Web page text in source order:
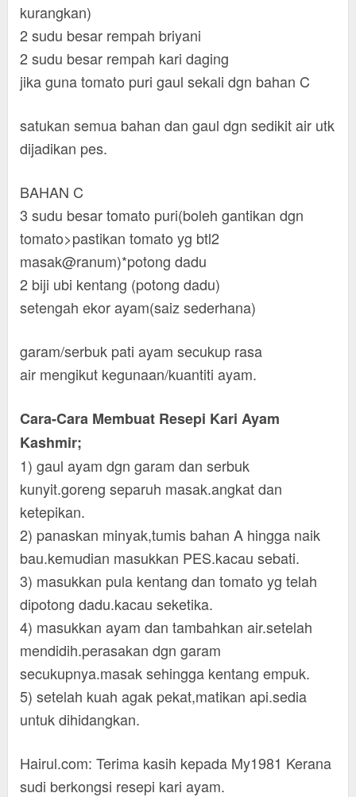
kurangkan)
2 sudu besar rempah briyani
2 sudu besar rempah kari daging
jika guna tomato puri gaul sekali dgn bahan C
satukan semua bahan dan gaul dgn sedikit air utk
dijadikan pes.
BAHAN C
3 sudu besar tomato puri(boleh gantikan dgn
tomato>pastikan tomato yg btl2
masak@ranum)*potong dadu
2 biji ubi kentang (potong dadu)
setengah ekor ayam(saiz sederhana)
garam/serbuk pati ayam secukup rasa
air mengikut kegunaan/kuantiti ayam.
Cara-Cara Membuat Resepi Kari Ayam
Kashmir;
1) gaul ayam dgn garam dan serbuk
kunyit.goreng separuh masak.angkat dan
ketepikan.
2) panaskan minyak,tumis bahan A hingga naik
bau.kemudian masukkan PES.kacau sebati.
3) masukkan pula kentang dan tomato yg telah
dipotong dadu.kacau seketika.
4) masukkan ayam dan tambahkan air.setelah
mendidih.perasakan dgn garam
secukupnya.masak sehingga kentang empuk.
5) setelah kuah agak pekat,matikan api.sedia
untuk dihidangkan.
Hairul.com: Terima kasih kepada My1981 Kerana
sudi berkongsi resepi kari ayam.